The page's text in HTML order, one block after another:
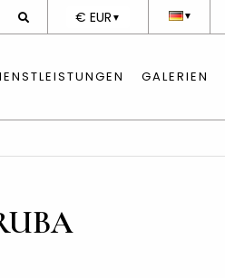
▼
DEVISE
€ EUR ▼
GALERIEN